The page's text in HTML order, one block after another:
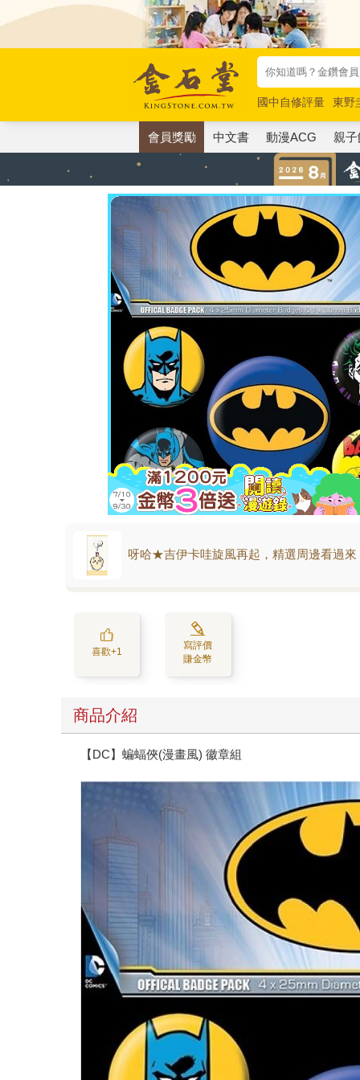
國中自修評量
東野
唯紅花綻放
奧德賽
會員獎勵 中文書 動漫ACG 親
呀哈★吉伊卡哇旋風再起，精選周邊看過來
喜歡+1
寫評價
賺金幣
商品介紹
【DC】蝙蝠俠(漫畫風) 徽章組